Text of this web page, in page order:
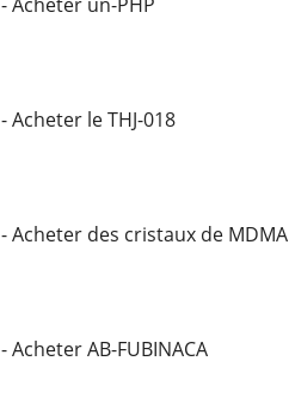
- Acheter le THJ-018
- Acheter des cristaux de MDMA
- Acheter AB-FUBINACA